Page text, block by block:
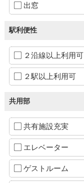
出窓
駅利便性
２沿線以上利用可
２駅以上利用可
共用部
共有施設充実
エレベーター
ゲストルーム